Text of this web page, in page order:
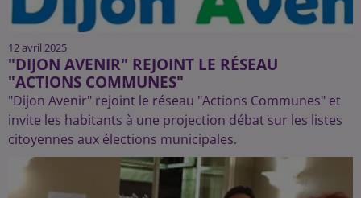
12 avril 2025
"DIJON AVENIR" REJOINT LE RÉSEAU
"ACTIONS COMMUNES"
"Dijon Avenir" rejoint le réseau "Actions Communes" et
invite les habitants à une projection débat sur les listes
citoyennes aux élections municipales.